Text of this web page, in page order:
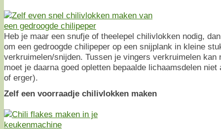
Heb je maar een snufje of theelepel chilivlokken nodig,
om een gedroogde chilipeper op een snijplank in kleine
verkruimelen/snijden. Tussen je vingers verkruimelen kan
moet je daarna goed opletten bepaalde lichaamsdelen
of erger).
Zelf een voorraadje chilivlokken maken